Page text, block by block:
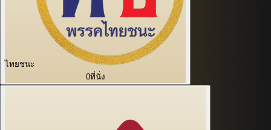
ไทยชนะ
0ที่นั่ง